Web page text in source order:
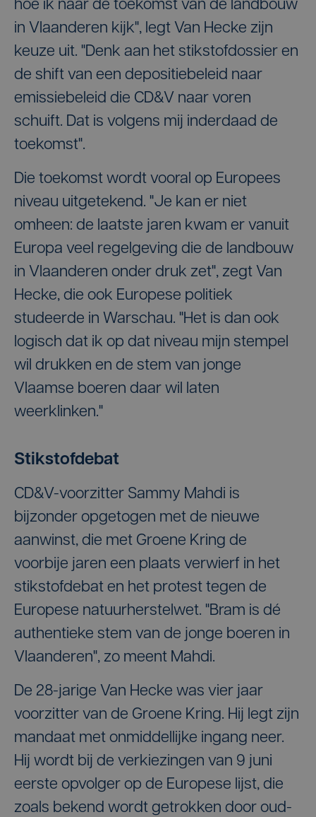
hoe ik naar de toekomst van de landbouw
in Vlaanderen kijk", legt Van Hecke zijn
keuze uit. "Denk aan het stikstofdossier en
de shift van een depositiebeleid naar
emissiebeleid die CD&V naar voren
schuift. Dat is volgens mij inderdaad de
toekomst".
Die toekomst wordt vooral op Europees
niveau uitgetekend. "Je kan er niet
omheen: de laatste jaren kwam er vanuit
Europa veel regelgeving die de landbouw
in Vlaanderen onder druk zet", zegt Van
Hecke, die ook Europese politiek
studeerde in Warschau. "Het is dan ook
logisch dat ik op dat niveau mijn stempel
wil drukken en de stem van jonge
Vlaamse boeren daar wil laten
weerklinken."
Stikstofdebat
CD&V-voorzitter Sammy Mahdi is
bijzonder opgetogen met de nieuwe
aanwinst, die met Groene Kring de
voorbije jaren een plaats verwierf in het
stikstofdebat en het protest tegen de
Europese natuurherstelwet. "Bram is dé
authentieke stem van de jonge boeren in
Vlaanderen", zo meent Mahdi.
De 28-jarige Van Hecke was vier jaar
voorzitter van de Groene Kring. Hij legt zijn
mandaat met onmiddellijke ingang neer.
Hij wordt bij de verkiezingen van 9 juni
eerste opvolger op de Europese lijst, die
zoals bekend wordt getrokken door oud-